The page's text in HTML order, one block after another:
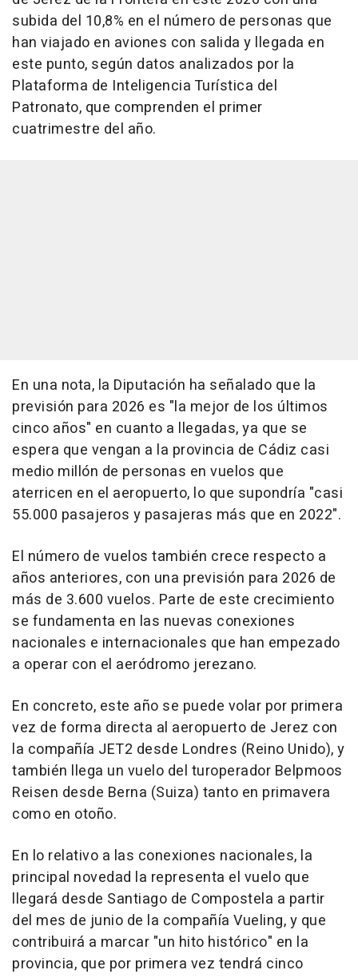
subida del 10,8% en el número de personas que
han viajado en aviones con salida y llegada en
este punto, según datos analizados por la
Plataforma de Inteligencia Turística del
Patronato, que comprenden el primer
cuatrimestre del año.
En una nota, la Diputación ha señalado que la
previsión para 2026 es "la mejor de los últimos
cinco años" en cuanto a llegadas, ya que se
espera que vengan a la provincia de Cádiz casi
medio millón de personas en vuelos que
aterricen en el aeropuerto, lo que supondría "casi
55.000 pasajeros y pasajeras más que en 2022".
El número de vuelos también crece respecto a
años anteriores, con una previsión para 2026 de
más de 3.600 vuelos. Parte de este crecimiento
se fundamenta en las nuevas conexiones
nacionales e internacionales que han empezado
a operar con el aeródromo jerezano.
En concreto, este año se puede volar por primera
vez de forma directa al aeropuerto de Jerez con
la compañía JET2 desde Londres (Reino Unido), y
también llega un vuelo del turoperador Belpmoos
Reisen desde Berna (Suiza) tanto en primavera
como en otoño.
En lo relativo a las conexiones nacionales, la
principal novedad la representa el vuelo que
llegará desde Santiago de Compostela a partir
del mes de junio de la compañía Vueling, y que
contribuirá a marcar "un hito histórico" en la
provincia, que por primera vez tendrá cinco